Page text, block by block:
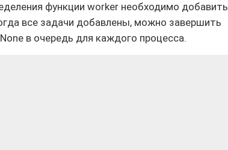
функции worker необходимо добавить
все задачи добавлены, можно завершить
в очередь для каждого процесса.